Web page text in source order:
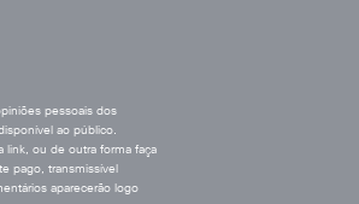
pessoais dos
ao público.
link, ou de outra forma faça
pago, transmissível
aparecerão logo